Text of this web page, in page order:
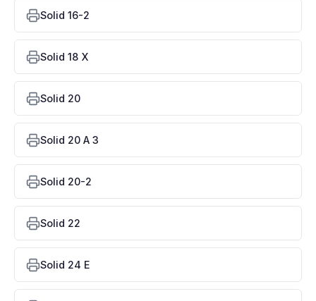
Solid 16-2
Solid 18 X
Solid 20
Solid 20 A 3
Solid 20-2
Solid 22
Solid 24 E